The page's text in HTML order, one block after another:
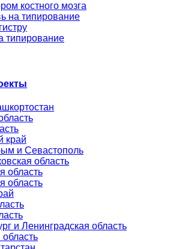
костного мозга
на типирование
типирование
край
и Севастополь
область
область
область
и Ленинградская область